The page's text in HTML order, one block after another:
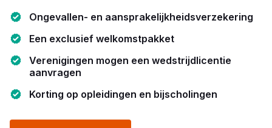
Ongevallen- en aansprakelijkheidsverzekering
Een exclusief welkomstpakket
Verenigingen mogen een wedstrijdlicentie
aanvragen
Korting op opleidingen en bijscholingen